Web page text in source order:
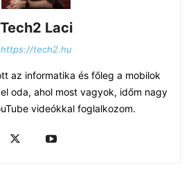
Tech2 Laci
https://tech2.hu
az informatika és főleg a mobilok
oda, ahol most vagyok, időm nagy
videókkal foglalkozom.